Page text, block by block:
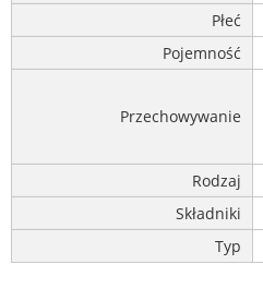
Płeć
Pojemność
Przechowywanie
Rodzaj
Składniki
Typ